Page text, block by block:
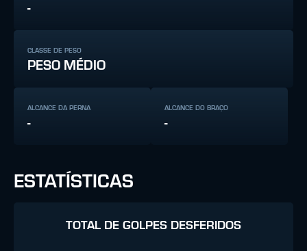
-
CLASSE DE PESO
PESO MÉDIO
ALCANCE DA PERNA
-
ALCANCE DO BRAÇO
-
ESTATÍSTICAS
TOTAL DE GOLPES DESFERIDOS